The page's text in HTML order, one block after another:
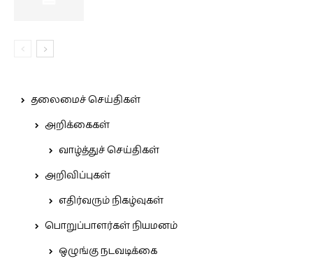
தலைமைச் செய்திகள்
அறிக்கைகள்
வாழ்த்துச் செய்திகள்
அறிவிப்புகள்
எதிர்வரும் நிகழ்வுகள்
பொறுப்பாளர்கள் நியமனம்
ஒழுங்கு நடவடிக்கை